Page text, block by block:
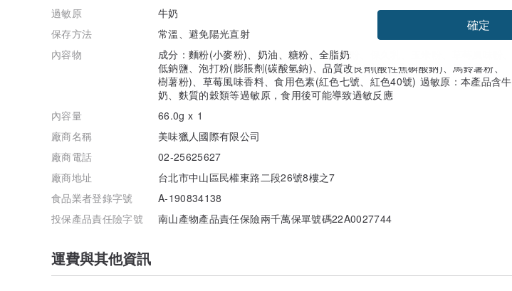
過敏原
牛奶
保存方法
常溫、避免陽光直射
內容物
成分：麵粉(小麥粉)、奶油、糖粉、全脂奶粉、保久乳、玉米粉、草莓風味粉、
低鈉鹽、泡打粉(膨脹劑(碳酸氫鈉)、品質改良劑(酸性焦磷酸鈉)、馬鈴薯粉、
樹薯粉)、草莓風味香料、食用色素(紅色七號、紅色40號) 過敏原：本產品含牛
奶、麩質的穀類等過敏原，食用後可能導致過敏反應
內容量
66.0g x 1
廠商名稱
美味獵人國際有限公司
廠商電話
02-25625627
廠商地址
台北市中山區民權東路二段26號8樓之7
食品業者登錄字號
A-190834138
投保產品責任險字號
南山產物產品責任保險兩千萬保單號碼22A0027744
運費與其他資訊
確定